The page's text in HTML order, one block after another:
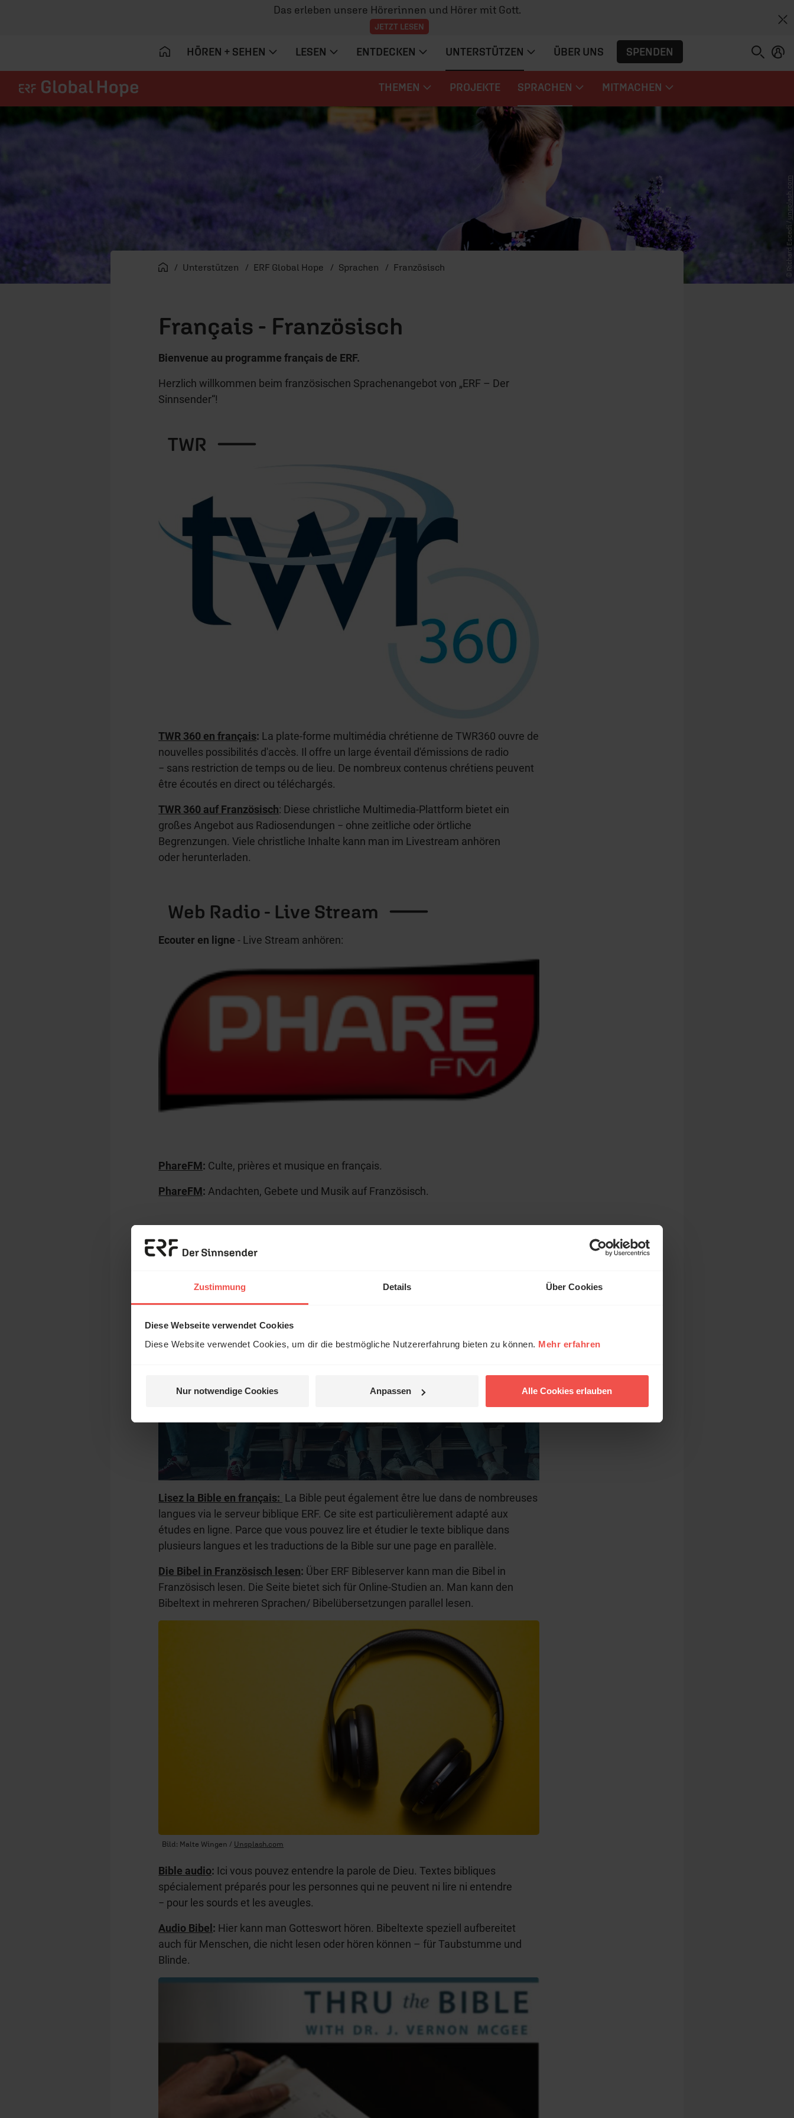
Zustimmung Details Über Cookies
Diese Webseite verwendet Cookies
Diese Website verwendet Cookies, um dir die bestmögliche Nutzererfahrung bieten zu können. Mehr erfahren
Nur notwendige Cookies Anpassen Alle Cookies erlauben
Das erleben unsere Hörerinnen und Hörer mit Gott.
JETZT LESEN
HÖREN + SEHEN LESEN ENTDECKEN UNTERSTÜTZEN ÜBER UNS SPENDEN
THEMEN PROJEKTE SPRACHEN MITMACHEN
© Richard Escedi /
unsplash.com
Startseite
Unterstützen ERF Global Hope Sprachen Französisch
Français - Französisch
Bienvenue au programme français de ERF.
Herzlich willkommen beim französischen Sprachenangebot von „ERF – Der
Sinnsender“!
TWR
TWR 360 en français: La plate-forme multimédia chrétienne de TWR360 ouvre de
nouvelles possibilités d'accès. Il offre un large éventail d'émissions de radio
− sans restriction de temps ou de lieu. De nombreux contenus chrétiens peuvent
être écoutés en direct ou téléchargés.
TWR 360 auf Französisch: Diese christliche Multimedia-Plattform bietet ein
großes Angebot aus Radiosendungen − ohne zeitliche oder örtliche
Begrenzungen. Viele christliche Inhalte kann man im Livestream anhören
oder herunterladen.
Web Radio - Live Stream
Ecouter en ligne - Live Stream anhören:
PhareFM: Culte, prières et musique en français.
PhareFM: Andachten, Gebete und Musik auf Französisch.
La bible en ligne - Bibel
Lisez la Bible en français: La Bible peut également être lue dans de nombreuses
langues via le serveur biblique ERF. Ce site est particulièrement adapté aux
études en ligne. Parce que vous pouvez lire et étudier le texte biblique dans
plusieurs langues et les traductions de la Bible sur une page en parallèle.
Die Bibel in Französisch lesen: Über ERF Bibleserver kann man die Bibel in
Französisch lesen. Die Seite bietet sich für Online-Studien an. Man kann den
Bibeltext in mehreren Sprachen/ Bibelübersetzungen parallel lesen.
Bild: Malte Wingen / Unsplash.com
Bible audio: Ici vous pouvez entendre la parole de Dieu. Textes bibliques
spécialement préparés pour les personnes qui ne peuvent ni lire ni entendre
− pour les sourds et les aveugles.
Audio Bibel: Hier kann man Gotteswort hören. Bibeltexte speziell aufbereitet
auch für Menschen, die nicht lesen oder hören können – für Taubstumme und
Blinde.